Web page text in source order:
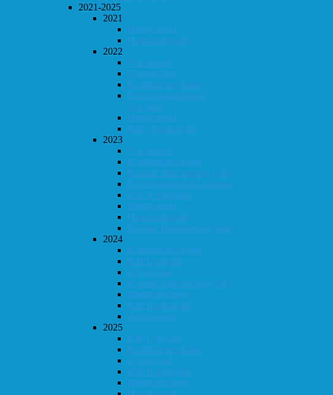
2021-2025
2021
Høst-konrad
Høstturneringen
2022
Vår-konrad
Vårturnering
Klubbmesterskapet
Klubbmesterskapet i
Lynsjakk
Høst-konrad
KM i Hurtigsjakk
2023
Vår-konrad
Klubbmesterskapet
Konrad Timestrening (vår)
Klubbmesterskap Lynsjakk
KM Hurtigsjakk
Høst-konrad
Høstturneringen
Konrad Timestrening (høst)
2024
Klubbmesterskapet
KM Lynsjakk
Vår-konrad
Konrad Timestrening (vår)
Høstturneringen
KM Hurtigsjakk
Høst-konrad
2025
KM Lynsjakk
Klubbmesterskapet
Vår-konrad
KM Hurtigsjakk
Høstturneringen